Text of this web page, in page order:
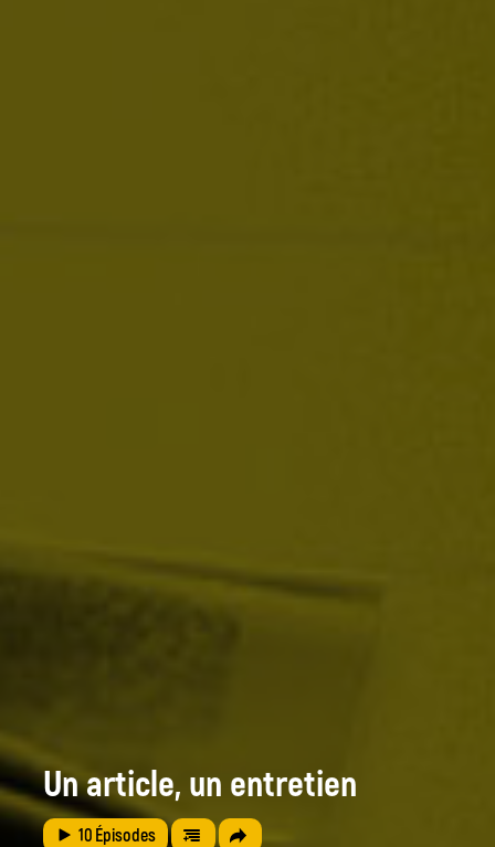
Un article, un entretien
10 Épisodes